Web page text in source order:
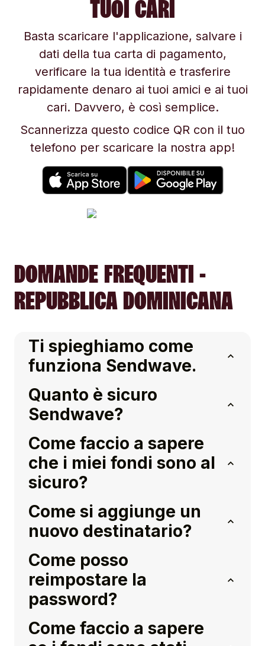
TUOI CARI
Basta scaricare l'applicazione, salvare i
dati della tua carta di pagamento,
verificare la tua identità e trasferire
rapidamente denaro ai tuoi amici e ai tuoi
cari. Davvero, è così semplice.
Scannerizza questo codice QR con il tuo
telefono per scaricare la nostra app!
DOMANDE FREQUENTI -
REPUBBLICA DOMINICANA
Ti spieghiamo come
funziona Sendwave.
Quanto è sicuro
Sendwave?
Come faccio a sapere
che i miei fondi sono al
sicuro?
Come si aggiunge un
nuovo destinatario?
Come posso
reimpostare la
password?
Come faccio a sapere